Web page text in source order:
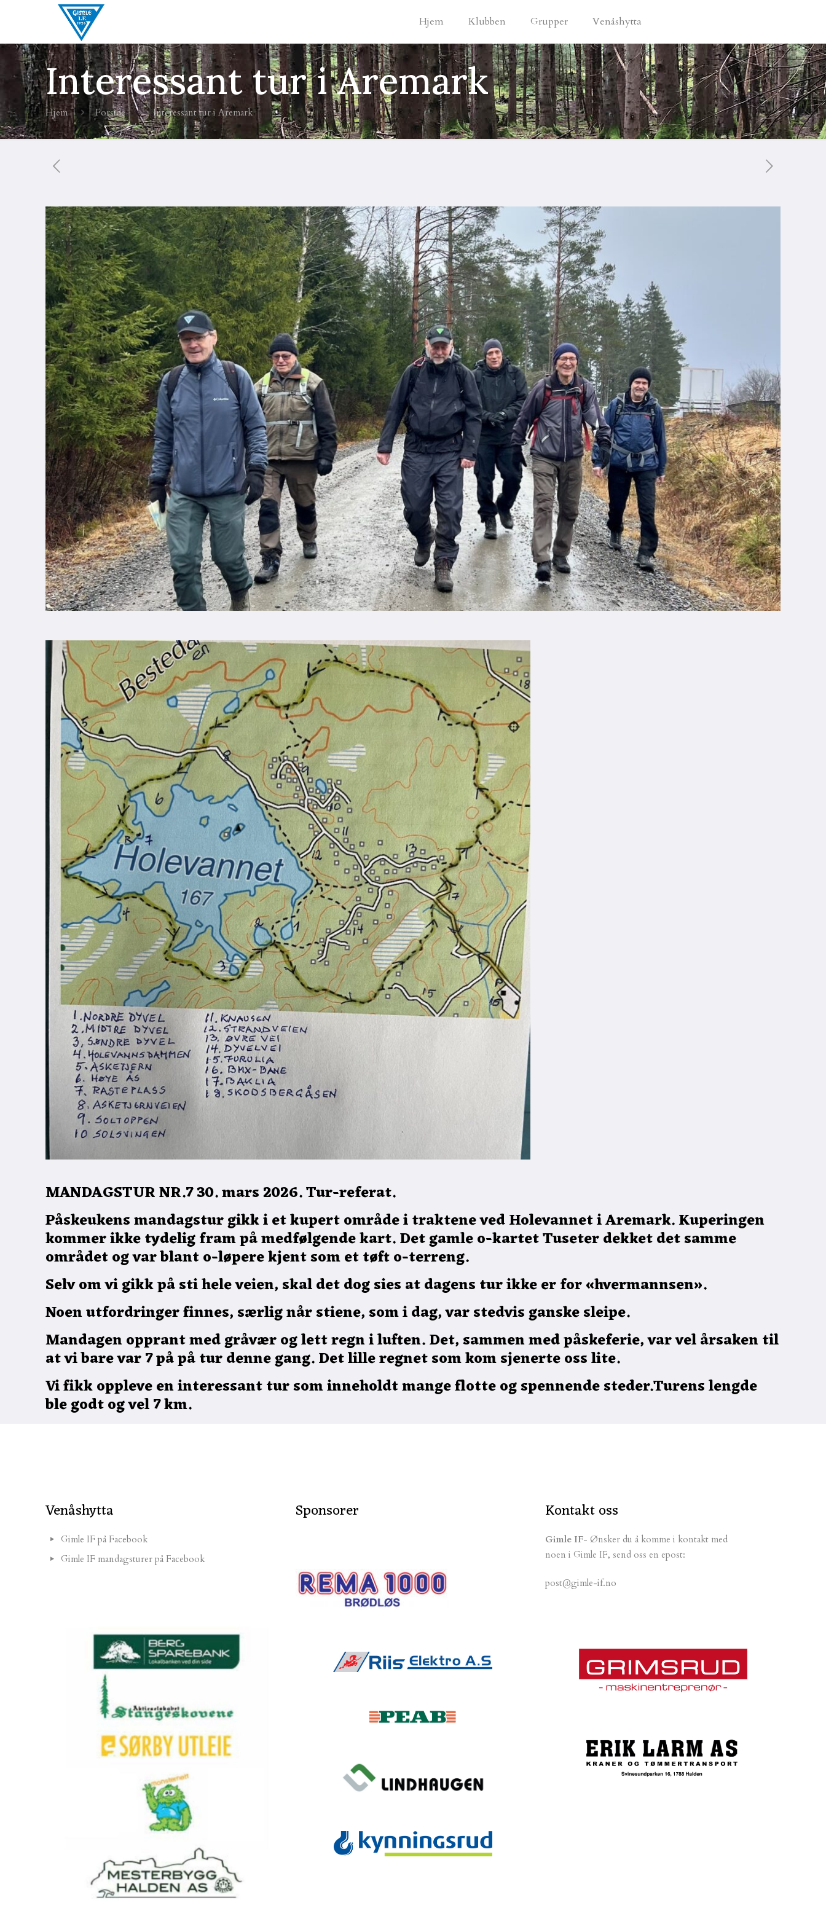
Hjem Klubben Grupper Venåshytta
Interessant tur i Aremark
Hjem Forside Interessant tur i Aremark
MANDAGSTUR NR.7 30. mars 2026. Tur-referat.
Påskeukens mandagstur gikk i et kupert område i traktene ved Holevannet i Aremark. Kuperingen
kommer ikke tydelig fram på medfølgende kart. Det gamle o-kartet Tuseter dekket det samme
området og var blant o-løpere kjent som et tøft o-terreng.
Selv om vi gikk på sti hele veien, skal det dog sies at dagens tur ikke er for «hvermannsen».
Noen utfordringer finnes, særlig når stiene, som i dag, var stedvis ganske sleipe.
Mandagen opprant med gråvær og lett regn i luften. Det, sammen med påskeferie, var vel årsaken til
at vi bare var 7 på på tur denne gang. Det lille regnet som kom sjenerte oss lite.
Vi fikk oppleve en interessant tur som inneholdt mange flotte og spennende steder.Turens lengde
ble godt og vel 7 km.
Venåshytta
Gimle IF på Facebook
Gimle IF mandagsturer på Facebook
Sponsorer Kontakt oss
Gimle IF- Ønsker du å komme i kontakt med
noen i Gimle IF, send oss en epost:
post@gimle-if.no